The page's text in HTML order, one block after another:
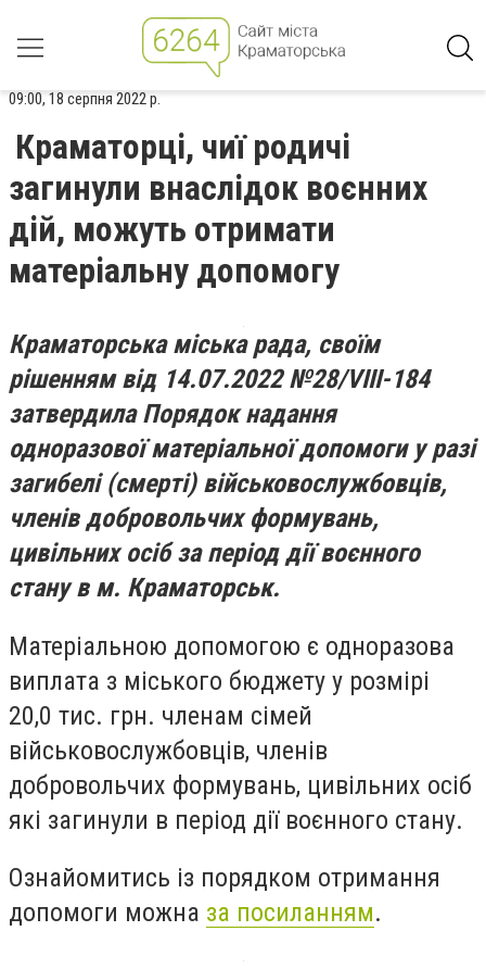
09:00, 18 серпня 2022 р.
Краматорці, чиї родичі
загинули внаслідок воєнних
дій, можуть отримати
матеріальну допомогу
Краматорська міська рада, своїм
рішенням від 14.07.2022 №28/VIII-184
затвердила Порядок надання
одноразової матеріальної допомоги у разі
загибелі (смерті) військовослужбовців,
членів добровольчих формувань,
цивільних осіб за період дії воєнного
стану в м. Краматорськ.
Матеріальною допомогою є одноразова
виплата з міського бюджету у розмірі
20,0 тис. грн. членам сімей
військовослужбовців, членів
добровольчих формувань, цивільних осіб
які загинули в період дії воєнного стану.
Ознайомитись із порядком отримання
допомоги можна за посиланням.